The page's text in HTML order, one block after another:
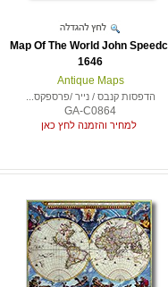
Map Of The World John Speedc
1646
Antique Maps
הדפסות קנבס / נייר /פרספקס...
GA-C0864
למחיר והזמנה לחץ כאן